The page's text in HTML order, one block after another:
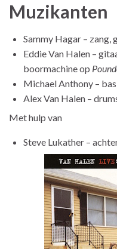
Muzikanten
Sammy Hagar – zang,
Eddie Van Halen –
boormachine op
Michael Anthony –
Alex Van Halen –
Met hulp van
Steve Lukather –